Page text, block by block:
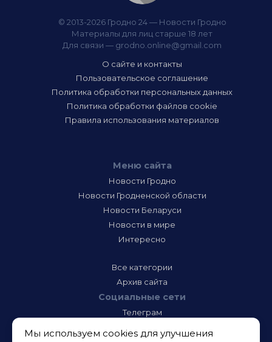
© 2013-2026 Гродно 24 — Новости Гродно
Материалы для лиц старше 18 лет
Для связи — grodno.online@gmail.com
О сайте и контакты
Пользовательское соглашение
Политика обработки персональных данных
Политика обработки файлов cookie
Правила использования материалов
Меню сайта
Новости Гродно
Новости Гродненской области
Новости Беларуси
Новости в мире
Интересно
Все категории
Архив сайта
Социальные сети
Телеграм
Инстаграм
Мы используем cookies для улучшения